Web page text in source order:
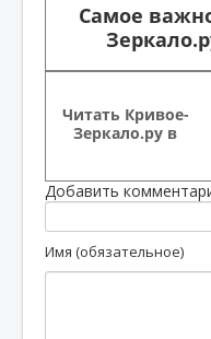
Самое
Читать Кривое-
Зеркало.ру в
Добавить
Имя (обязательное)